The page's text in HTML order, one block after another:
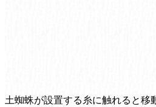
土蜘蛛が設置する糸に触れると移